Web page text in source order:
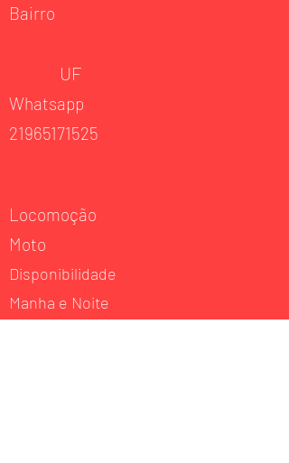
Bairro
UF
Whatsapp
21965171525
Locomoção
Moto
Disponibilidade
Manha e Noite